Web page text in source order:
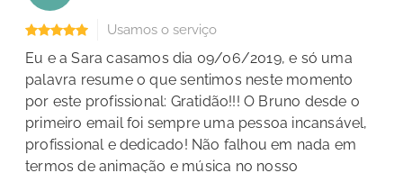
Usamos o serviço
Eu e a Sara casamos dia 09/06/2019, e só uma
palavra resume o que sentimos neste momento
por este profissional: Gratidão!!! O Bruno desde o
primeiro email foi sempre uma pessoa incansável,
profissional e dedicado! Não falhou em nada em
termos de animação e música no nosso